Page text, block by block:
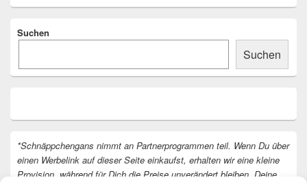
Suchen
Suchen
*Schnäppchengans nimmt an Partnerprogrammen teil. Wenn Du über
einen Werbelink auf dieser Seite einkaufst, erhalten wir eine kleine
Provision, während für Dich die Preise unverändert bleiben. Deine